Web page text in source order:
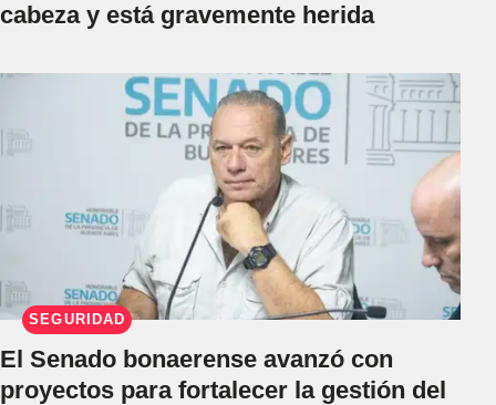
cabeza y está gravemente herida
SEGURIDAD
El Senado bonaerense avanzó con
proyectos para fortalecer la gestión del